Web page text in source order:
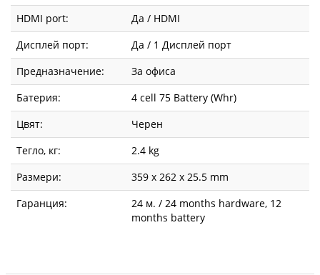
HDMI port:
Да / HDMI
Дисплей порт:
Да / 1 Дисплей порт
Предназначение:
За офиса
Батерия:
4 cell 75 Battery (Whr)
Цвят:
Черен
Тегло, кг:
2.4 kg
Размери:
359 x 262 x 25.5 mm
Гаранция:
24 м. / 24 months hardware, 12
months battery